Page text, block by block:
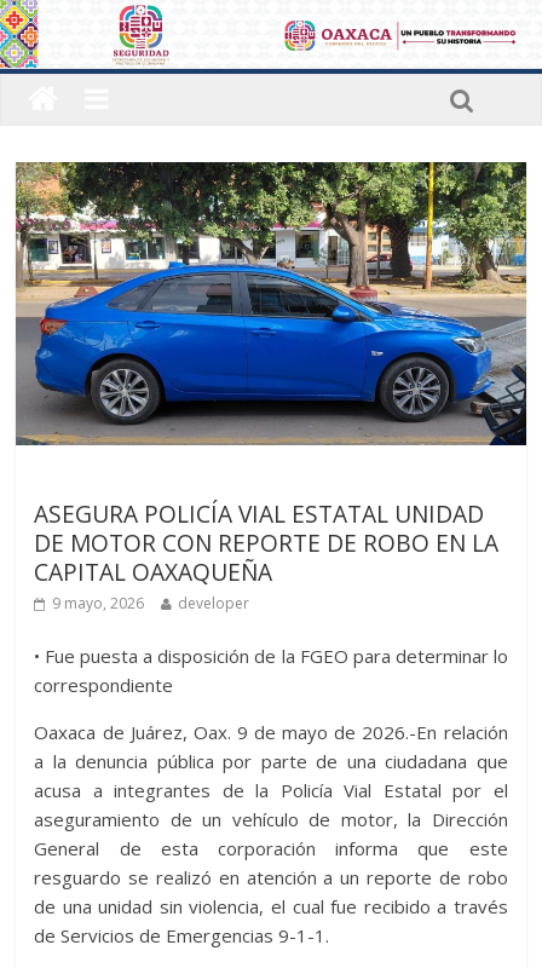
ASEGURA POLICÍA VIAL ESTATAL UNIDAD
DE MOTOR CON REPORTE DE ROBO EN LA
CAPITAL OAXAQUEÑA
9 mayo, 2026 developer
•⁠ ⁠Fue puesta a disposición de la FGEO para determinar lo
correspondiente
Oaxaca de Juárez, Oax. 9 de mayo de 2026.-En relación
a la denuncia pública por parte de una ciudadana que
acusa a integrantes de la Policía Vial Estatal por el
aseguramiento de un vehículo de motor, la Dirección
General de esta corporación informa que este
resguardo se realizó en atención a un reporte de robo
de una unidad sin violencia, el cual fue recibido a través
de Servicios de Emergencias 9-1-1.